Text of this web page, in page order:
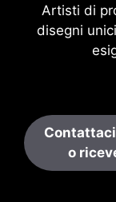
Artisti di
disegni
o